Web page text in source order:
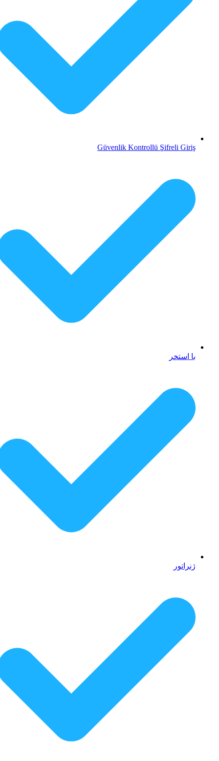
Güvenlik Kontrollü Şifreli Giriş
با استخر
ژنراتور